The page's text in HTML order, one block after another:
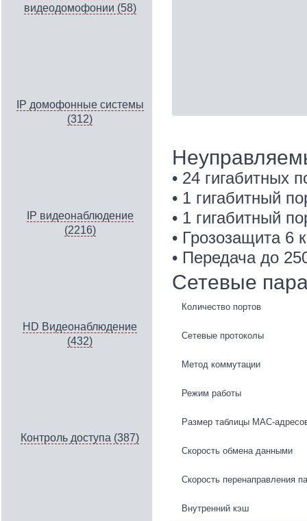
видеодомофонии (58)
IP домофонные системы
(312)
IP видеонаблюдение
(2216)
HD Видеонаблюдение
(432)
Контроль доступа (387)
• 24 гигабитных
• 1 гигабитный
• 1 гигабитный
• Грозозащита 6
• Передача до
Сетевые
Количество портов
Сетевые протоколы
Метод коммутации
Режим работы
Размер таблицы MAC-
Скорость обмена данными
Скорость перенаправления
Внутренний кэш